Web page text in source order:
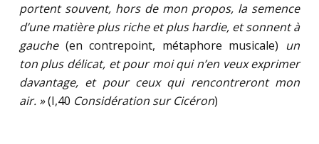
portent souvent, hors de mon propos, la semence
d’une matière plus riche et plus hardie, et sonnent à
gauche (en contrepoint, métaphore musicale) un
ton plus délicat, et pour moi qui n’en veux exprimer
davantage, et pour ceux qui rencontreront mon
air. »(I,40 Considération sur Cicéron)